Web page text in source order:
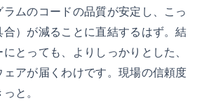
ムのコードの品質が安定し、こっ
）が減ることに直結するはず。結
とっても、よりしっかりとした、
アが届くわけです。現場の信頼度
と。